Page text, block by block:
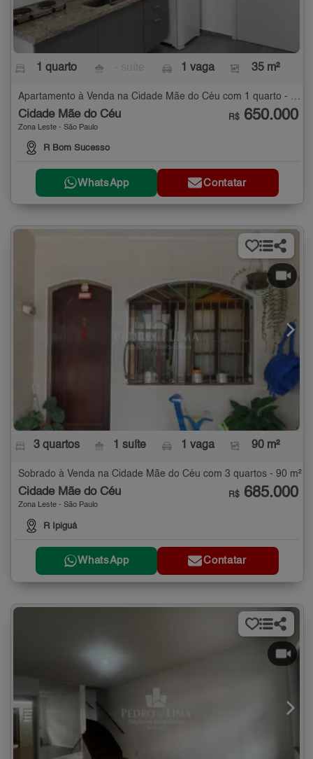
1 quarto 1 vaga 35 m²
Apartamento à Venda na Cidade Mãe do Céu com 1 quarto - 35 m²
Cidade Mãe do Céu
Zona Leste - São Paulo
R Bom Sucesso
R$ 650.000
WhatsApp Contatar
3 quartos 1 suíte 1 vaga 90 m²
Sobrado à Venda na Cidade Mãe do Céu com 3 quartos - 90 m²
Cidade Mãe do Céu
Zona Leste - São Paulo
R Ipiguá
R$ 685.000
WhatsApp Contatar